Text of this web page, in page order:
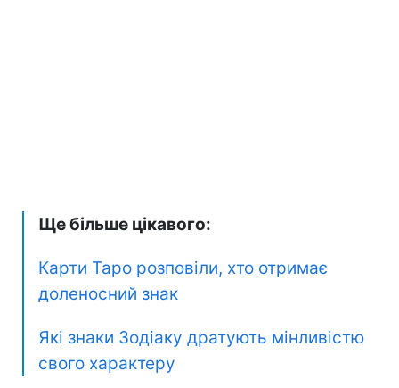
Ще більше цікавого:
Карти Таро розповіли, хто отримає
доленосний знак
Які знаки Зодіаку дратують мінливістю
свого характеру